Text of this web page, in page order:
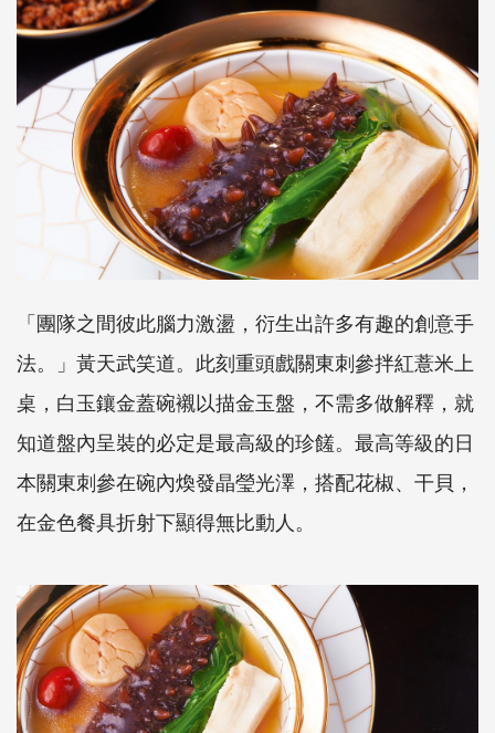
「團隊之間彼此腦力激盪，衍生出許多有趣的創意手
法。」黃天武笑道。此刻重頭戲關東刺參拌紅薏米上
桌，白玉鑲金蓋碗襯以描金玉盤，不需多做解釋，就
知道盤內呈裝的必定是最高級的珍饈。最高等級的日
本關東刺參在碗內煥發晶瑩光澤，搭配花椒、干貝，
在金色餐具折射下顯得無比動人。